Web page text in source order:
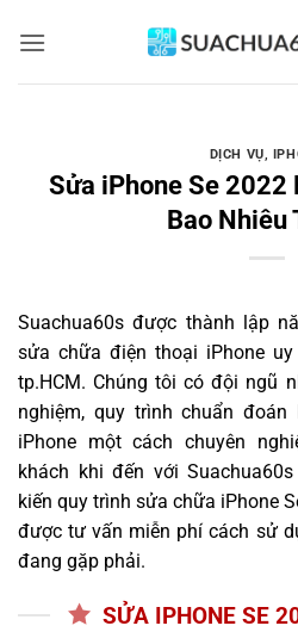
qua
DỊCH VỤ,
Sửa iPhone Se 2022
Bao Nhiêu
Suachua60s được thành lập
sửa chữa điện thoại iPhone
tp.HCM. Chúng tôi có đội ngũ
nghiệm, quy trình chuẩn
iPhone một cách chuyên
khách khi đến với
kiến quy trình sửa chữa iPhone
được tư vấn miễn phí cách sử
đang gặp phải.
SỬA IPHONE SE